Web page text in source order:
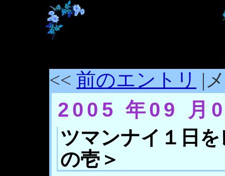
<< 前のエントリ |
2005 年09 月
ツマンナイ１日
の壱＞